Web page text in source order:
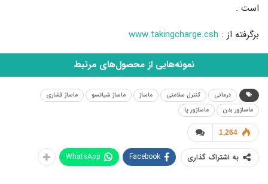
است .
برگرفته از : www.takingcharge.csh
نمونه‌هایی از محصول‌های مرتبط
درمانی کنترل سلامتی ماساژ ماساژ شیاتسو
ماساژ فشاری
ماساژور بدن
ماساژور پا
1,264
به اشتراک گذاری Facebook
WhatsApp